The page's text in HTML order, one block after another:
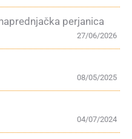
perjanica
27/06/2026
08/05/2025
04/07/2024